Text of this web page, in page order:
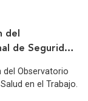
del
de Seguridad
Observatorio
en el Trabajo.